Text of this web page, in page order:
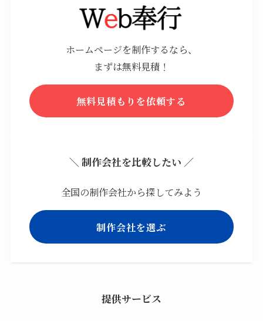
ホームページを制作するなら、
まずは無料見積！
無料見積もりを依頼する
＼ 制作会社を比較したい ／
全国の制作会社から探してみよう
制作会社を選ぶ
提供サービス